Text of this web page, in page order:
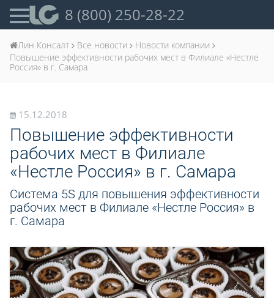
8 (800) 250-28-22
Лин Консалт Все новости
Новости компании
Повышение эффективности рабочих мест в Филиале «Нестле
Россия» в г. Самара
15.12.2018
Повышение эффективности
рабочих мест в Филиале
«Нестле Россия» в г. Самара
Система 5S для повышения эффективности
рабочих мест в Филиале «Нестле Россия» в
г. Самара